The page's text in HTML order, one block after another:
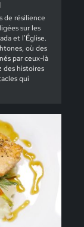
de résilience
sur les
et l'Église.
où des
par ceux-là
des histoires
qui